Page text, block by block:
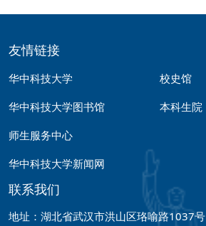
友情链接
华中科技大学
华中科技大学图书馆
师生服务中心
华中科技大学新闻网
校史馆
本科生院
联系我们
地址：湖北省武汉市洪山区珞喻路1037号